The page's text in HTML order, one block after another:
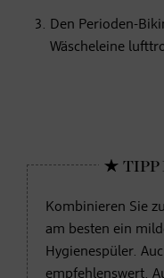
Den Perioden-
Wäscheleine
Kombinieren Sie
am besten ein
Hygienespüler.
empfehlenswert.